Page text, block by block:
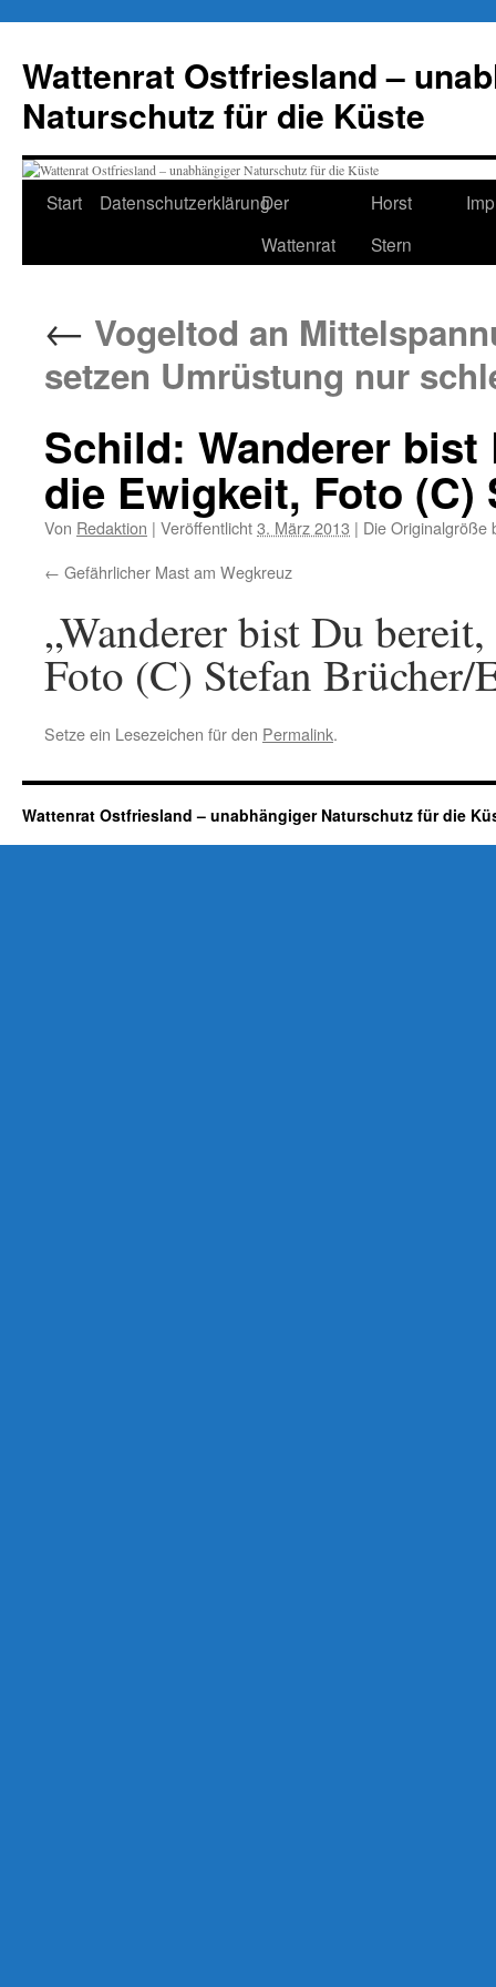
springen
Wattenrat Ostfriesland –
Naturschutz für die Küste
Start DatenschutzerklärungDer
Wattenrat
Horst
Stern
← Vogeltod an
setzen Umrüstung nur
Schild: Wanderer
die Ewigkeit, Foto (C)
Von Redaktion | Veröffentlicht3. März 2013 | Die Originalgröße
Gefährlicher Mast am Wegkreuz
„Wanderer bist Du
Foto (C) Stefan Brücher/
Setze ein Lesezeichen für den Permalink.
Wattenrat Ostfriesland – unabhängiger Naturschutz für die